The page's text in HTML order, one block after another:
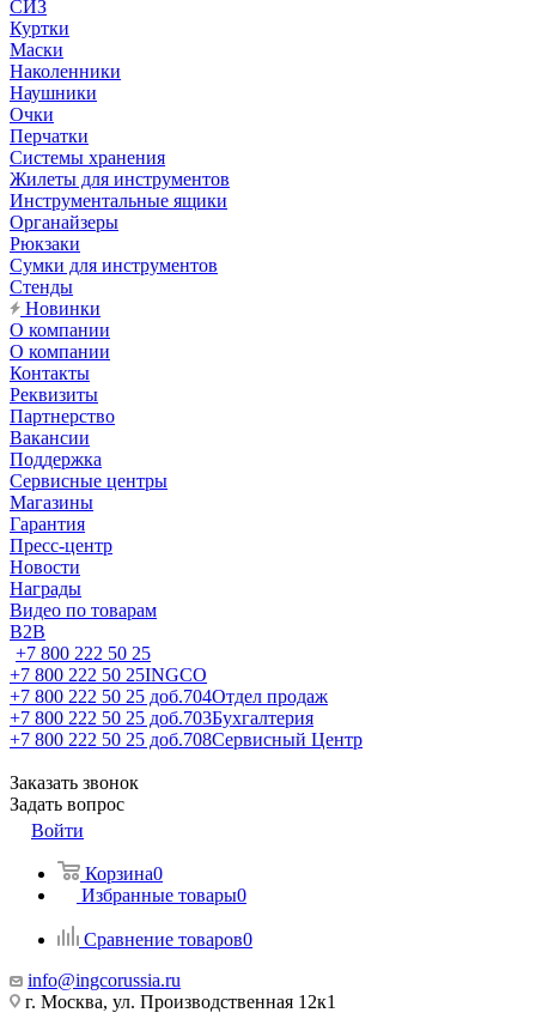
СИЗ
Куртки
Маски
Наколенники
Наушники
Очки
Перчатки
Системы хранения
Жилеты для инструментов
Инструментальные ящики
Органайзеры
Рюкзаки
Сумки для инструментов
Стенды
Новинки
О компании
О компании
Контакты
Реквизиты
Партнерство
Вакансии
Поддержка
Сервисные центры
Магазины
Гарантия
Пресс-центр
Новости
Награды
Видео по товарам
B2B
+7 800 222 50 25
+7 800 222 50 25INGCO
+7 800 222 50 25 доб.704Отдел продаж
+7 800 222 50 25 доб.703Бухгалтерия
+7 800 222 50 25 доб.708Сервисный Центр
Заказать звонок
Задать вопрос
Войти
Корзина0
Избранные товары0
Сравнение товаров0
info@ingcorussia.ru
г. Москва, ул. Производственная 12к1